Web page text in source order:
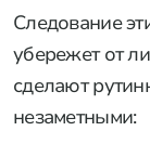
Следование
убережет от
сделают
незаметными: